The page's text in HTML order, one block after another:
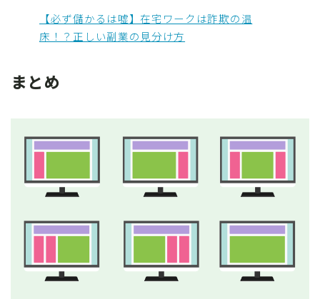
【必ず儲かるは嘘】在宅ワークは詐欺の温
床！？正しい副業の見分け方
まとめ